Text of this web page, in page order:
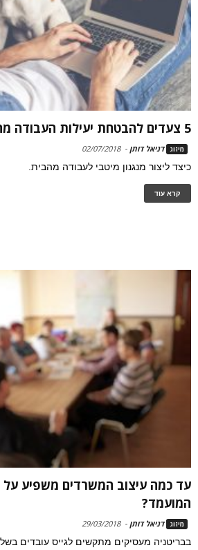
5 צעדים להבטחת יעילות העבודה מהבית
מיזוג דניאל דותן -
02/07/2018
כיצד ליצור מנגנון מיטבי לעבודה מהבית.
קרא עוד
עד כמה עיצוב המשרדים משפיע
המועמד?
מיזוג דניאל דותן -
29/03/2018
בבריטניה מעסיקים מתקשים לגייס עובדים